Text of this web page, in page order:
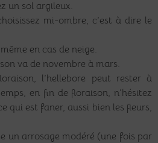
un sol argileux.
mi-ombre, c’est à dire le
en cas de neige.
va de novembre à mars.
l’hellebore peut rester à
en fin de floraison, n’hésitez
qui est faner, aussi bien les fleurs,
un arrosage modéré (une fois par